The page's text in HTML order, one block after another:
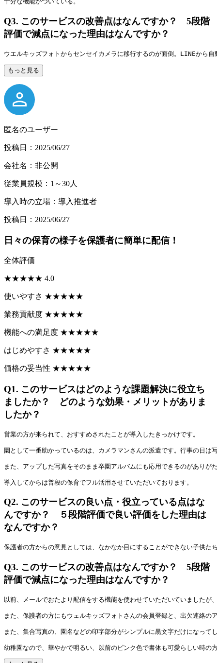
Q3. このサービスの改善点はなんですか？ 5段階
評価で減点になった理由はなんですか？
ウエルキッズフォトからセンセイカメラに移行するのが面倒。LINEから
もっと見る
匿名のユーザー
投稿日：2025/06/27
会社名：非公開
従業員規模：1～30人
導入時の立場：導入推進者
投稿日：2025/06/27
日々の保育の様子を保護者に簡単に配信！
全体評価
★★★★★ 4.0
使いやすさ ★★★★★
業務貢献度 ★★★★★
機能への満足度 ★★★★★
はじめやすさ ★★★★★
価格の妥当性 ★★★★★
Q1. このサービスはどのような課題解決に役立ち
ましたか？ どのような効果・メリットがありま
したか？
営業の方が来られて、おすすめされたことが導入したきっかけです。
園として一番助かっているのは、カメラマンさんの派遣です。行事の日
また、アップした写真をそのまま卒園アルバムにも応用できるのがありが
導入してからは普段の保育でフル活用させていただいております。
Q2. このサービスの良い点・役立っている点はな
んですか？ ５段階評価で良い評価をした理由は
なんですか？
保護者の方からの意見としては、なかなか目にすることができない子供
Q3. このサービスの改善点はなんですか？ 5段階
評価で減点になった理由はなんですか？
以前、メールでおたより配信をする機能を使わせていただいていました
また、保護者の方にもウェルキッズフォトさんの会員登録と、出欠連絡
また、集合写真の、園名などの印字部分がシンプルに黒文字だけになって
幼稚園なので、華やかで明るい、以前のピンク色で書体も可愛らしい時の